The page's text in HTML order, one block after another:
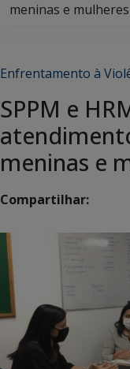
meninas e mulheres
Enfrentamento à
SPPM e
meninas e
Compartilhar: